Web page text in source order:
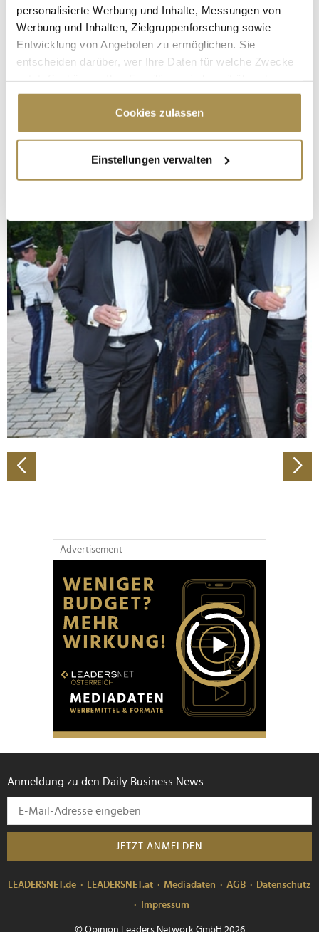
personalisierte Werbung und Inhalte, Messungen von
Werbung und Inhalten, Zielgruppenforschung sowie
Entwicklung von Angeboten zu ermöglichen. Sie
entscheiden darüber, wer Ihre Daten für welche Zwecke
Cookie-Erklärung oder durch Klicken auf das Privacy
Trigger Symbol ändern oder widerrufen
Informationen über Ihre geografische Lage
erfassen, welche bis auf einige Meter genau sein
bestimmten Merkmalen (Fingerprinting) identifizieren
Erfahren Sie mehr darüber, wie Ihre persönlichen Daten
verarbeitet werden, und legen Sie Ihre Präferenzen im
Abschnitt Einzelheiten
fest.
Wir verwenden Cookies, um Inhalte und Anzeigen zu
personalisieren, Funktionen für soziale Medien anbieten
zu können und die Zugriffe auf unsere Website zu
analysieren. Außerdem geben wir Informationen zu Ihrer
Verwendung unserer Website an unsere Partner für
soziale Medien, Werbung und Analysen weiter. Unsere
Partner führen diese Informationen möglicherweise mit
haben oder die sie im Rahmen Ihrer Nutzung der Dienste
gesammelt haben.
Cookies zulassen
Einstellungen verwalten
Advertisement
Anmeldung zu den Daily Business News
JETZT ANMELDEN
LEADERSNET.de LEADERSNET.at Mediadaten AGB
Datenschutz
Impressum